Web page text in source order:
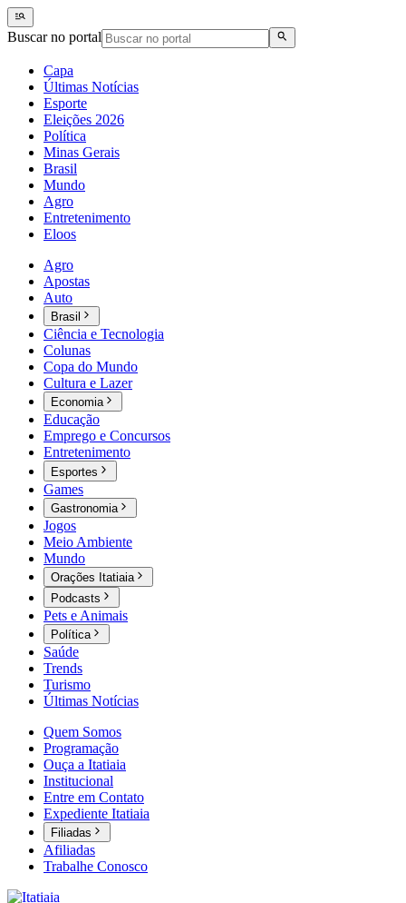
Buscar no portal
Capa
Últimas Notícias
Esporte
Eleições 2026
Política
Minas Gerais
Brasil
Mundo
Agro
Entretenimento
Eloos
Agro
Apostas
Auto
Brasil
Ciência e Tecnologia
Colunas
Copa do Mundo
Cultura e Lazer
Economia
Educação
Emprego e Concursos
Entretenimento
Esportes
Games
Gastronomia
Jogos
Meio Ambiente
Mundo
Orações Itatiaia
Podcasts
Pets e Animais
Política
Saúde
Trends
Turismo
Últimas Notícias
Quem Somos
Programação
Ouça a Itatiaia
Institucional
Entre em Contato
Expediente Itatiaia
Filiadas
Afiliadas
Trabalhe Conosco